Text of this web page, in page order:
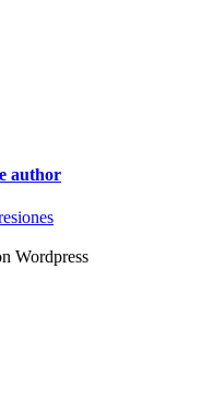
author
Wordpress